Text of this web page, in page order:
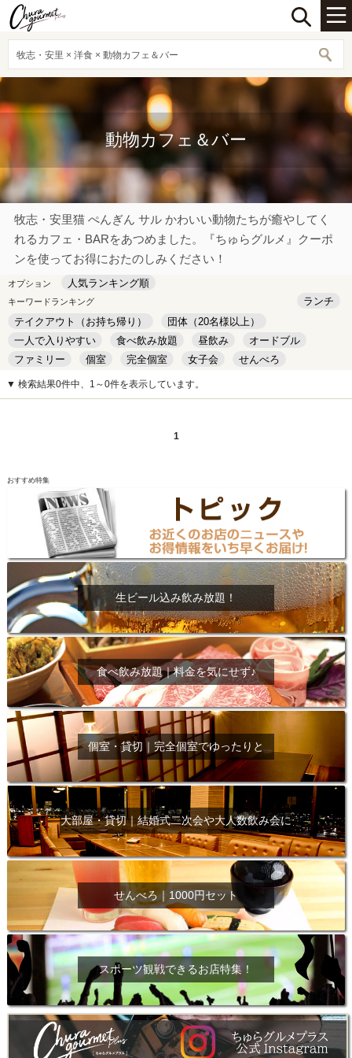
牧志・安里 × 洋食 × 動物カフェ＆バー
動物カフェ＆バー
牧志・安里猫 ぺんぎん サル かわいい動物たちが癒やしてく
れるカフェ・BARをあつめました。『ちゅらグルメ』クーポ
ンを使ってお得におたのしみください！
オプション 人気ランキング順
キーワードランキング
ランチ
テイクアウト（お持ち帰り）
団体（20名様以上）
一人で入りやすい
食べ飲み放題 昼飲み
オードブル
ファミリー
個室 完全個室 女子会
せんべろ
キッズルーム
安い デート
▼ 検索結果0件中、1～0件を表示しています。
1
おすすめ特集
生ビール込み飲み放題！
食べ飲み放題｜料金を気にせず♪
個室・貸切｜完全個室でゆったりと
大部屋・貸切｜結婚式二次会や大人数飲み会に
せんべろ｜1000円セット
スポーツ観戦できるお店特集！